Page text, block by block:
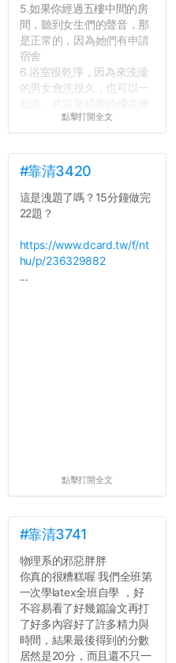
5.如果你經過五樓中間的房
間，聽到女生們的聲音，那
是正常的，因為她們有申請
宿舍
6.浴室很乾淨，因為來洗澡
的男女會洗很久，也可以一
舍房間，都歡迎留言讓我知
道...
點擊打開全文
#靠清3420
這是洩題了嗎？15分鐘做完
22題？
https://www.dcard.tw/f/nt
hu/p/236329882
...
點擊打開全文
#靠清3741
物理系的邪惡胖胖
你真的很糟糕喔 我們全班第
一次學latex全班自學 ，好
不容易看了好幾篇論文再打
了好多內容好了許多精力與
時間，結果最後得到的分數
居然是20分，而且還不只一